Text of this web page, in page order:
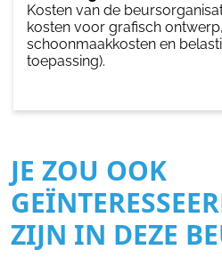
Kosten van de
kosten voor grafisch
schoonmaakkosten en
toepassing).
JE ZOU OOK
ZIJN IN DEZE